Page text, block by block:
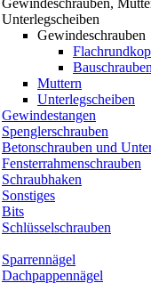
Gewindeschrauben,
Unterlegscheiben
Gewindeschrauben
Bauschrauben
Muttern
Unterlegscheiben
Gewindestangen
Spenglerschrauben
Betonschrauben und
Fensterrahmenschrauben
Schraubhaken
Sonstiges
Bits
Schlüsselschrauben
Sparrennägel
Dachpappennägel